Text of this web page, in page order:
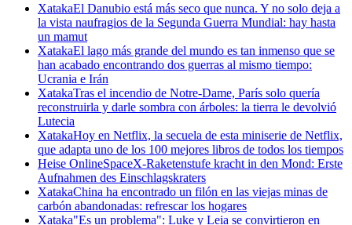
XatakaEl Danubio está más seco que nunca. Y no solo deja a
la vista naufragios de la Segunda Guerra Mundial: hay hasta
un mamut
XatakaEl lago más grande del mundo es tan inmenso que se
han acabado encontrando dos guerras al mismo tiempo:
Ucrania e Irán
XatakaTras el incendio de Notre-Dame, París solo quería
reconstruirla y darle sombra con árboles: la tierra le devolvió
Lutecia
XatakaHoy en Netflix, la secuela de esta miniserie de Netflix,
que adapta uno de los 100 mejores libros de todos los tiempos
Heise OnlineSpaceX-Raketenstufe kracht in den Mond: Erste
Aufnahmen des Einschlagskraters
XatakaChina ha encontrado un filón en las viejas minas de
carbón abandonadas: refrescar los hogares
Xataka"Es un problema": Luke y Leia se convirtieron en